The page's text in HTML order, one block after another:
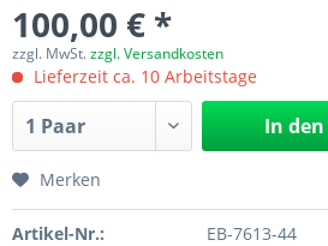
100,00 € *
zzgl. MwSt.zzgl. Versandkosten
Lieferzeit ca. 10 Arbeitstage
In den
Merken
Artikel-Nr.: EB-7613-44